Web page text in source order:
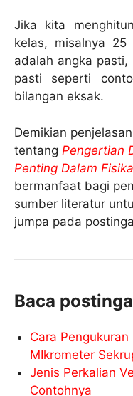
Jika kita
kelas, misalnya
adalah angka
pasti seperti
bilangan eksak.
Demikian
tentang Pengertian
Penting Dalam Fisika
bermanfaat bagi
sumber literatur
jumpa pada
Baca
Cara
MIkrometer
Jenis Perkalian
Contohnya